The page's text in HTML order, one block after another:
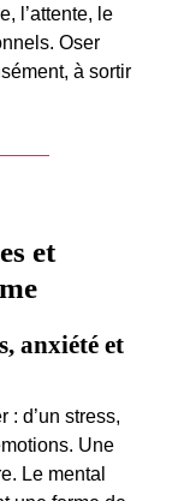
l’attente, le
Oser
à sortir
et
anxiété et
: d’un stress,
Une
Le mental